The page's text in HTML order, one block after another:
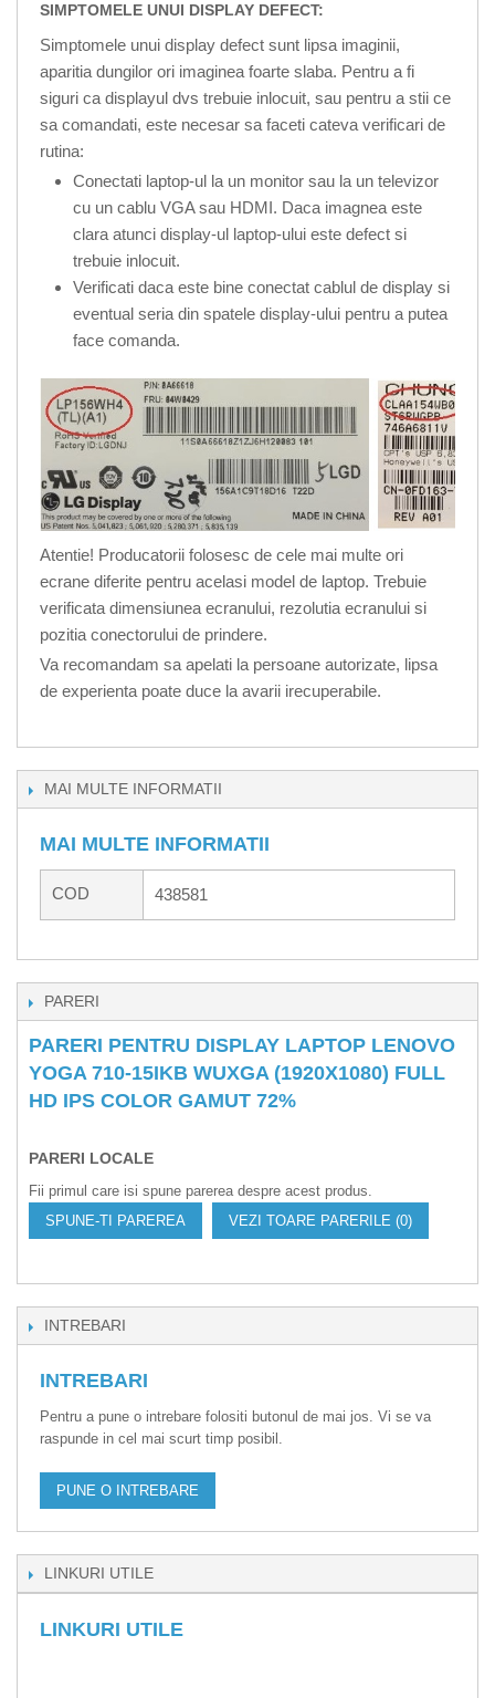
SIMPTOMELE UNUI DISPLAY DEFECT:
Simptomele unui display defect sunt lipsa imaginii,
aparitia dungilor ori imaginea foarte slaba. Pentru a fi
siguri ca displayul dvs trebuie inlocuit, sau pentru a stii ce
sa comandati, este necesar sa faceti cateva verificari de
rutina:
Conectati laptop-ul la un monitor sau la un televizor
cu un cablu VGA sau HDMI. Daca imagnea este
clara atunci display-ul laptop-ului este defect si
trebuie inlocuit.
Verificati daca este bine conectat cablul de display si
eventual seria din spatele display-ului pentru a putea
face comanda.
Atentie! Producatorii folosesc de cele mai multe ori
ecrane diferite pentru acelasi model de laptop. Trebuie
verificata dimensiunea ecranului, rezolutia ecranului si
pozitia conectorului de prindere.
Va recomandam sa apelati la persoane autorizate, lipsa
de experienta poate duce la avarii irecuperabile.
MAI MULTE INFORMATII
MAI MULTE INFORMATII
COD 438581
PARERI
PARERI PENTRU DISPLAY LAPTOP LENOVO
YOGA 710-15IKB WUXGA (1920X1080) FULL
HD IPS COLOR GAMUT 72%
PARERI LOCALE
Fii primul care isi spune parerea despre acest produs.
SPUNE-TI PAREREA
VEZI TOARE PARERILE (0)
INTREBARI
INTREBARI
Pentru a pune o intrebare folositi butonul de mai jos. Vi se va
raspunde in cel mai scurt timp posibil.
PUNE O INTREBARE
LINKURI UTILE
LINKURI UTILE